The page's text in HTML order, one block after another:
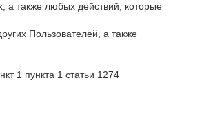
а также любых действий, которые
Пользователей, а также
1 пункта 1 статьи 1274